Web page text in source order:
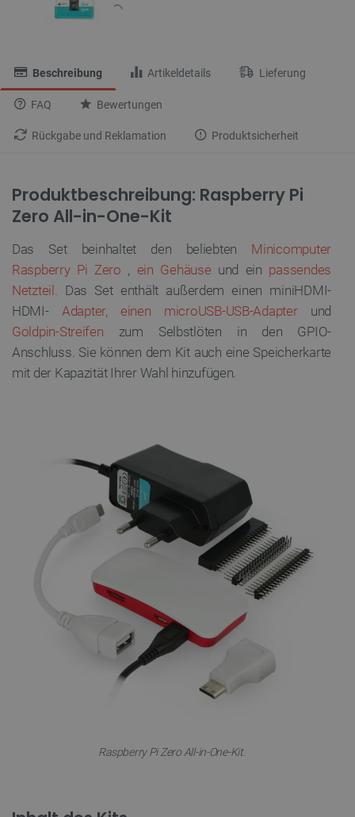
Beschreibung Artikeldetails Lieferung
FAQ Bewertungen
Rückgabe und Reklamation Produktsicherheit
Produktbeschreibung: Raspberry Pi
Zero All-in-One-Kit
Das Set beinhaltet den beliebten Minicomputer
Raspberry Pi Zero , ein Gehäuse und ein passendes
Netzteil.
Das Set enthält außerdem einen miniHDMI-
HDMI- Adapter, einen microUSB-USB-Adapterund
Goldpin-Streifen zum Selbstlöten in den GPIO-
Anschluss. Sie können dem Kit auch eine Speicherkarte
mit der Kapazität Ihrer Wahl hinzufügen.
Raspberry Pi Zero All-in-One-Kit.